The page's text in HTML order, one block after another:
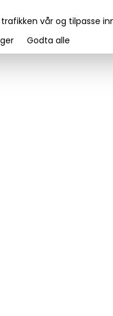
vår og tilpasse
Godta alle